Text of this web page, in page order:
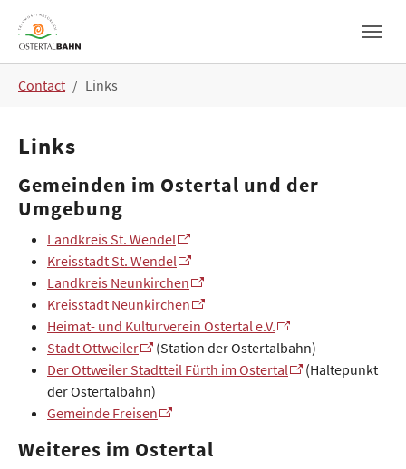
Skip to main navigation
Skip to main content
Skip to page footer
Contact Links
Links
Gemeinden im Ostertal und der
Umgebung
Landkreis St. Wendel
Kreisstadt St. Wendel
Landkreis Neunkirchen
Kreisstadt Neunkirchen
Heimat- und Kulturverein Ostertal e.V.
Stadt Ottweiler
(Station der Ostertalbahn)
Der Ottweiler Stadtteil Fürth im Ostertal
(Haltepunkt
der Ostertalbahn)
Gemeinde Freisen
Weiteres im Ostertal